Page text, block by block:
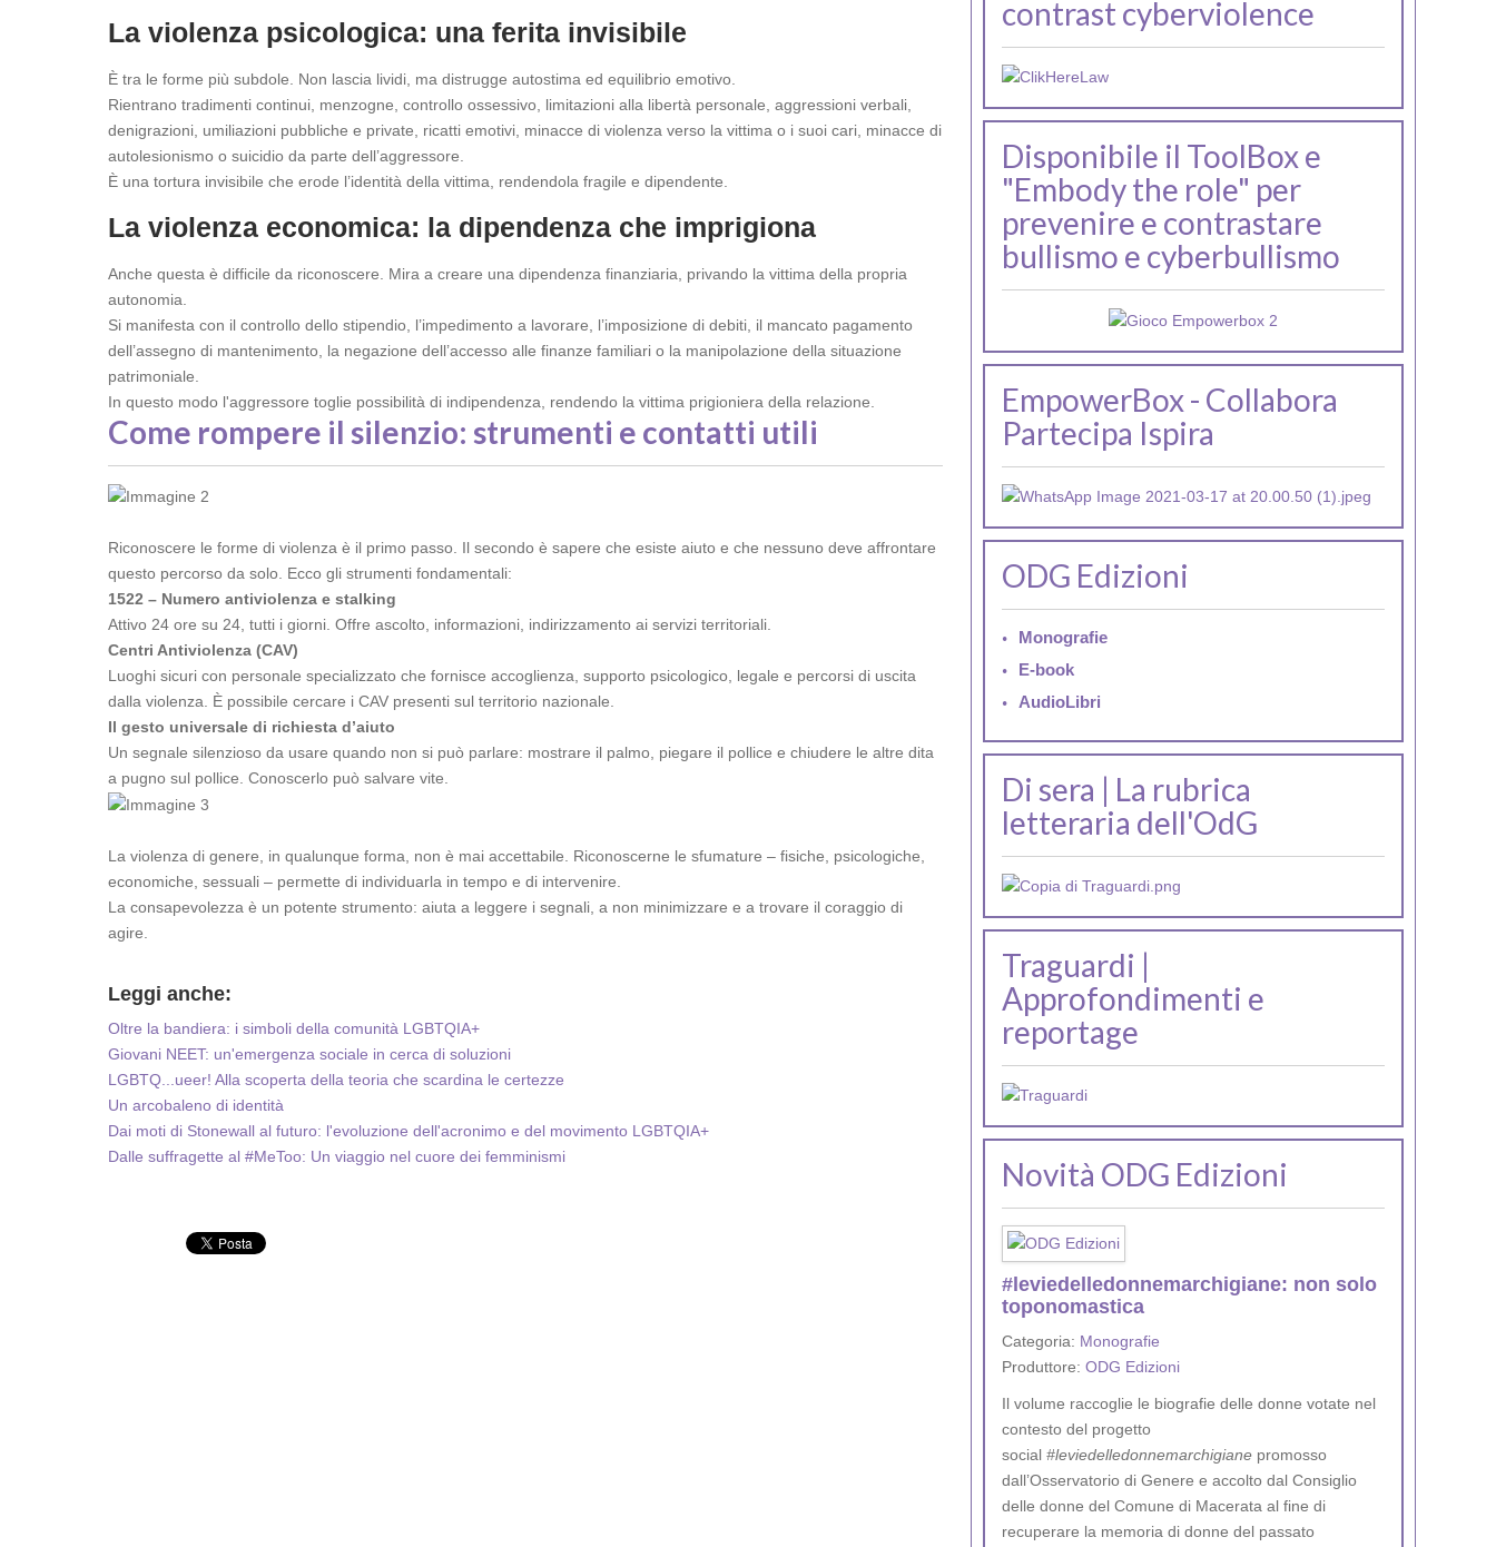
La violenza psicologica: una ferita invisibile
È tra le forme più subdole. Non lascia lividi, ma distrugge autostima ed equilibrio emotivo.
Rientrano tradimenti continui, menzogne, controllo ossessivo, limitazioni alla libertà personale, aggressioni verbali,
denigrazioni, umiliazioni pubbliche e private, ricatti emotivi, minacce di violenza verso la vittima o i suoi cari, minacce di
autolesionismo o suicidio da parte dell’aggressore.
È una tortura invisibile che erode l’identità della vittima, rendendola fragile e dipendente.
La violenza economica: la dipendenza che imprigiona
Anche questa è difficile da riconoscere. Mira a creare una dipendenza finanziaria, privando la vittima della propria
autonomia.
Si manifesta con il controllo dello stipendio, l’impedimento a lavorare, l’imposizione di debiti, il mancato pagamento
dell’assegno di mantenimento, la negazione dell’accesso alle finanze familiari o la manipolazione della situazione
patrimoniale.
In questo modo l'aggressore toglie possibilità di indipendenza, rendendo la vittima prigioniera della relazione.
Come rompere il silenzio: strumenti e contatti utili
Riconoscere le forme di violenza è il primo passo. Il secondo è sapere che esiste aiuto e che nessuno deve affrontare
questo percorso da solo. Ecco gli strumenti fondamentali:
1522 – Numero antiviolenza e stalking
Attivo 24 ore su 24, tutti i giorni. Offre ascolto, informazioni, indirizzamento ai servizi territoriali.
Centri Antiviolenza (CAV)
Luoghi sicuri con personale specializzato che fornisce accoglienza, supporto psicologico, legale e percorsi di uscita
dalla violenza. È possibile cercare i CAV presenti sul territorio nazionale.
Il gesto universale di richiesta d’aiuto
Un segnale silenzioso da usare quando non si può parlare: mostrare il palmo, piegare il pollice e chiudere le altre dita
a pugno sul pollice. Conoscerlo può salvare vite.
La violenza di genere, in qualunque forma, non è mai accettabile. Riconoscerne le sfumature – fisiche, psicologiche,
economiche, sessuali – permette di individuarla in tempo e di intervenire.
La consapevolezza è un potente strumento: aiuta a leggere i segnali, a non minimizzare e a trovare il coraggio di
agire.
Leggi anche:
Oltre la bandiera: i simboli della comunità LGBTQIA+
Giovani NEET: un'emergenza sociale in cerca di soluzioni
LGBTQ...ueer! Alla scoperta della teoria che scardina le certezze
Un arcobaleno di identità
Dai moti di Stonewall al futuro: l'evoluzione dell'acronimo e del movimento LGBTQIA+
Dalle suffragette al #MeToo: Un viaggio nel cuore dei femminismi
contrast cyberviolence
Disponibile il ToolBox e
"Embody the role" per
prevenire e contrastare
bullismo e cyberbullismo
EmpowerBox - Collabora
Partecipa Ispira
ODG Edizioni
Monografie
E-book
AudioLibri
Di sera | La rubrica
letteraria dell'OdG
Traguardi |
Approfondimenti e
reportage
Novità ODG Edizioni
#leviedelledonnemarchigiane: non solo
toponomastica
Categoria: Monografie
Produttore: ODG Edizioni
Il volume raccoglie le biografie delle donne votate nel
contesto del progetto
social #leviedelledonnemarchigiane promosso
dall’Osservatorio di Genere e accolto dal Consiglio
delle donne del Comune di Macerata al fine di
recuperare la memoria di donne del passato